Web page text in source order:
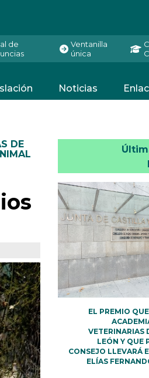
de
Ventanilla
única
Noticias
DE
EL PREMIO
VETERINARIAS
LEÓN Y QUE
CONSEJO LLEVARÁ
ELÍAS